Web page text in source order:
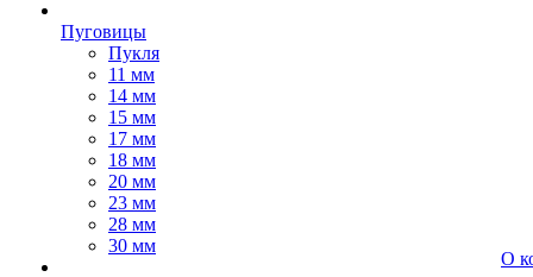
Пуговицы
Пукля
11 мм
14 мм
15 мм
17 мм
18 мм
20 мм
23 мм
28 мм
30 мм
О